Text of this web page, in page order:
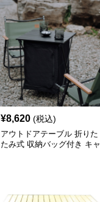
¥8,620 (税込)
アウトドアテーブル 折りた
たみ式 収納バッグ付き キャ